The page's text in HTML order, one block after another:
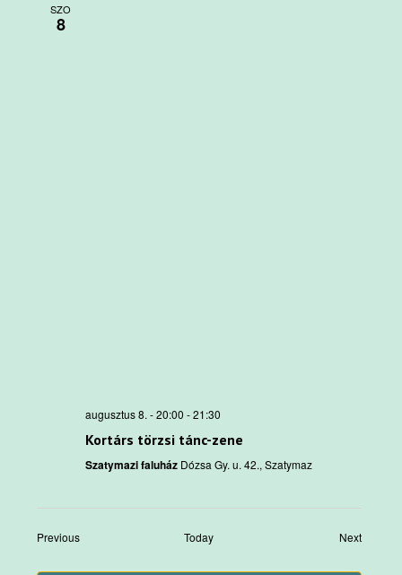
SZO
8
augusztus 8. - 20:00 -21:30
Kortárs törzsi tánc-zene
Szatymazi faluház Dózsa Gy. u. 42., Szatymaz
PreviousEvents Today NextEvents